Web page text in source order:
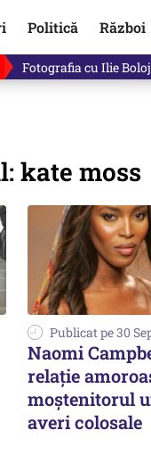
Politică Război
Lucruri neștiute
kate moss
Publicat pe 30
Naomi
relație
moștenitorul
averi colosale